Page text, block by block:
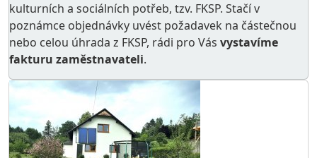
kulturních a sociálních potřeb, tzv. FKSP. Stačí v
poznámce objednávky uvést požadavek na částečnou
nebo celou úhrada z FKSP, rádi pro Vás vystavíme
fakturu zaměstnavateli.